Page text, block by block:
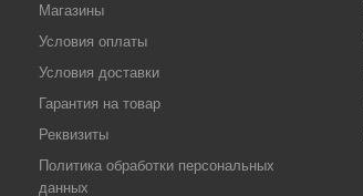
Магазины
Условия оплаты
Условия доставки
Гарантия на товар
Реквизиты
Политика обработки персональных
данных